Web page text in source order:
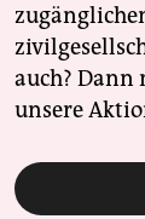
auch? Dann
unsere